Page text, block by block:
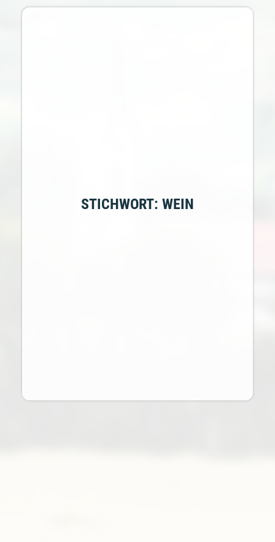
STICHWORT: WEIN